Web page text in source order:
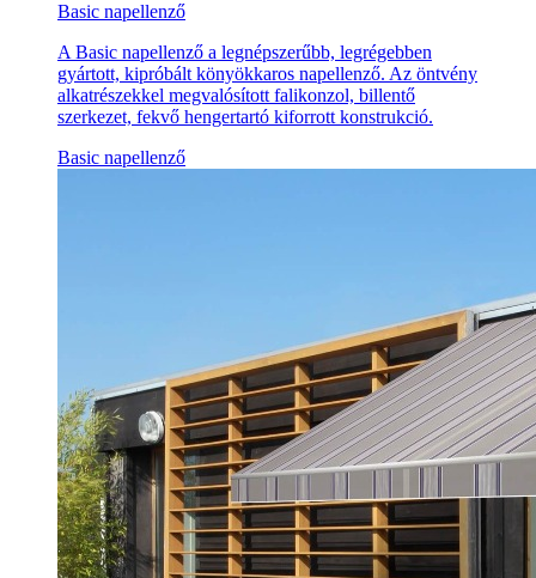
Basic napellenző
A Basic napellenző a legnépszerűbb, legrégebben
gyártott, kipróbált könyökkaros napellenző. Az öntvény
alkatrészekkel megvalósított falikonzol, billentő
szerkezet, fekvő hengertartó kiforrott konstrukció.
Basic napellenző